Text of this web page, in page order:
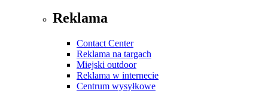
Reklama
Contact Center
Reklama na targach
Miejski outdoor
Reklama w internecie
Centrum wysyłkowe